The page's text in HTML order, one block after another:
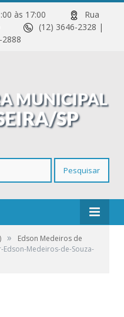
às 17:00
Rua
(12) 3646-2328 |
»
Edson Medeiros de
Edson-Medeiros-de-Souza-